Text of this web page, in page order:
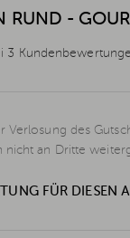
RUND -
3
Verlosung des
nicht an Dritte
FÜR DIESEN